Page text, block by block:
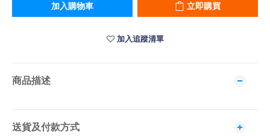
加入購物車 立即購買
加入追蹤清單
商品描述
送貨及付款方式